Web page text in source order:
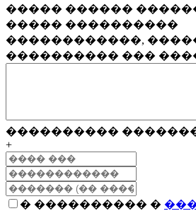
����� ������
����� ����������
������������,
���������� ���
����������
+
� ���������� �